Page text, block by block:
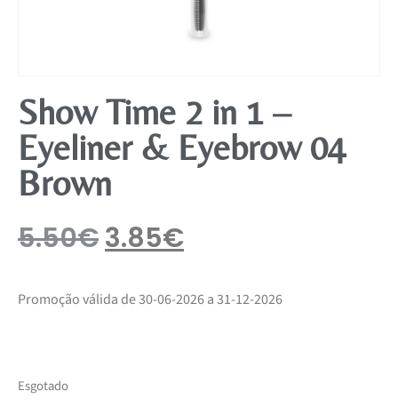
Show Time 2 in 1 –
Eyeliner & Eyebrow 04
Brown
5.50€3.85€
Promoção válida de 30-06-2026 a 31-12-2026
Esgotado